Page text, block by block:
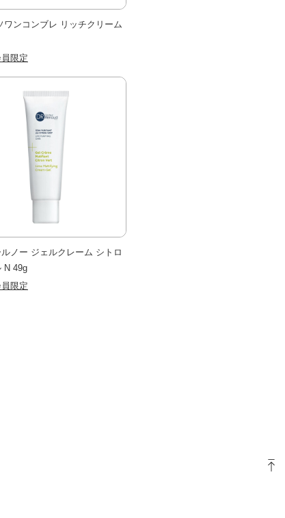
ワンコンブレ リッチクリーム
限定
ルノー ジェルクレーム シトロ
N 49g
限定